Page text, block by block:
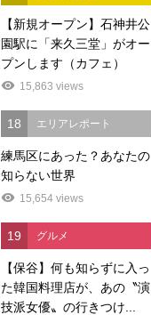
【新規オープン】石神井公
園駅に「来久三堂」がオー
プンします（カフェ）
15,863 views
18 エリアレポート
練馬区にあった？あなたの
知らない世界
15,654 views
19 グルメ
【保谷】何も知らずに入っ
た韓国料理店が、あの〝演
技派女優〟の行きつけ...